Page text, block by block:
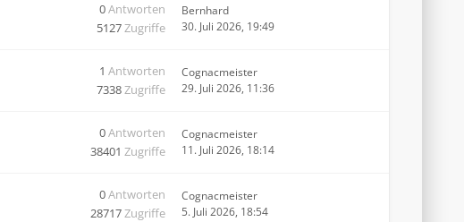
0Antworten
5127Zugriffe
Bernhard
30. Juli 2026, 19:49
1 Antworten
7338Zugriffe
Cognacmeister
29. Juli 2026, 11:36
0Antworten
38401 Zugriffe
Cognacmeister
11. Juli 2026, 18:14
0Antworten
28717Zugriffe
Cognacmeister
5. Juli 2026, 18:54